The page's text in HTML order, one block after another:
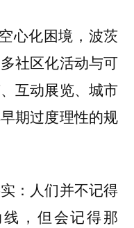
心化困境，波茨
社区化活动与可
互动展览、城市
期过度理性的规
：人们并不记得
，但会记得那